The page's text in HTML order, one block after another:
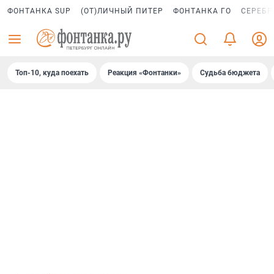
ФОНТАНКА SUP (ОТ)ЛИЧНЫЙ ПИТЕР ФОНТАНКА ГО
Топ-10, куда поехать Реакция «Фонтанки» Судьба бюджета